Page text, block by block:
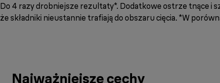
Do 4 razy drobniejsze rezultaty*. Dodatkowe ostrze tnące i
że składniki nieustannie trafiają do obszaru cięcia. *W
Najważniejsze cechy